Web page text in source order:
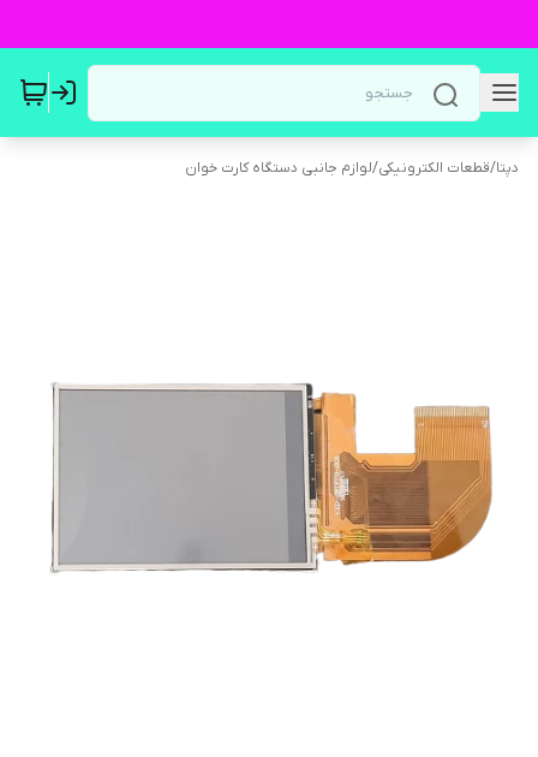
دپتا/قطعات الکترونیکی/لوازم جانبی دستگاه کارت خوان